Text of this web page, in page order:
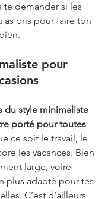
te demander si les
as pris pour faire ton
pour
du style minimaliste
porté pour toutes
ce soit le travail, le
les vacances. Bien
large, voire
plus adapté pour tes
C’est d’ailleurs